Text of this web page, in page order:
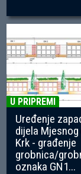
U PRIPREMI
Uređenje
dijela
Krk - građenje
grobnica/
oznaka GN1...